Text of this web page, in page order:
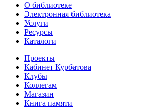
О библиотеке
Электронная библиотека
Услуги
Ресурсы
Каталоги
Проекты
Кабинет Курбатова
Клубы
Коллегам
Магазин
Книга памяти